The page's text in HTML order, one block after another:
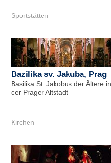
Sportstätten
Bazilika sv. Jakuba, Prag
Basilika St. Jakobus der Ältere in
der Prager Altstadt
Kirchen